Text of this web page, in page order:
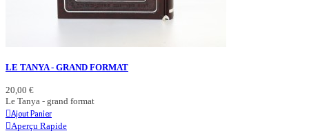
LE TANYA - GRAND FORMAT
20,00 €
Le Tanya - grand format
Ajout Panier
Aperçu Rapide